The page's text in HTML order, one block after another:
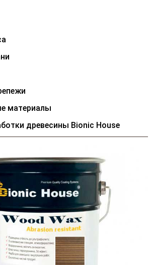
материалы
древесины Bionic House